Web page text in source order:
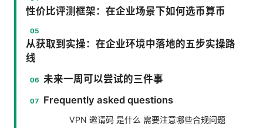
性价比评测框架：在企业场景下如何选币算币
从获取到实操：在企业环境中落地的五步实操路
线
未来一周可以尝试的三件事
Frequently asked questions
VPN 邀请码 是什么 需要注意哪些合规问题